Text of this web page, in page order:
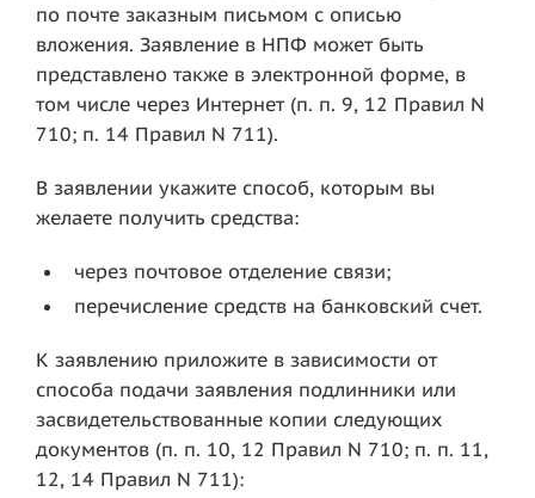
по почте заказным письмом с описью
вложения. Заявление в НПФ может быть
представлено также в электронной форме, в
том числе через Интернет (п. п. 9, 12 Правил N
710; п. 14 Правил N 711).
В заявлении укажите способ, которым вы
желаете получить средства:
через почтовое отделение связи;
перечисление средств на банковский счет.
К заявлению приложите в зависимости от
способа подачи заявления подлинники или
засвидетельствованные копии следующих
документов (п. п. 10, 12 Правил N 710; п. п. 11,
12, 14 Правил N 711):